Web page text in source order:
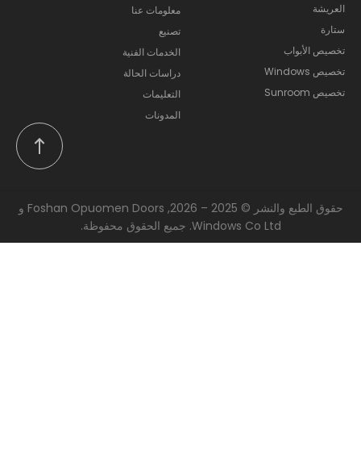
العريشة
ستارة
تخصيص الأبواب
تخصيص Windows
تخصيص Sunroom
معلومات عنا
تصنيع
الخدمات الفنية
دراسات الحالة
التعليمات
المدونات
حقوق الطبع والنشر © 2025 – 2026, Foshan Opuomen Doors و
Windows Co Ltd. جميع الحقوق محفوظة.